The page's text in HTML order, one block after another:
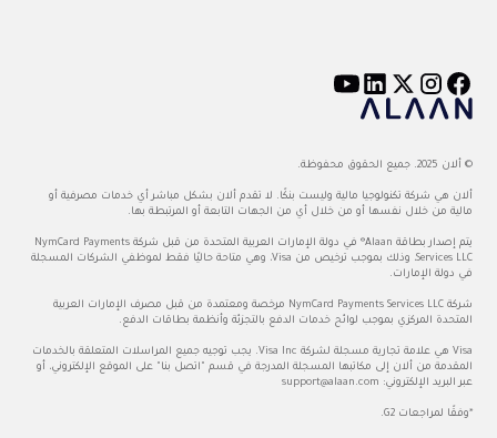
© ألان 2025. جميع الحقوق محفوظة.
ألان هي شركة تكنولوجيا مالية وليست بنكًا. لا تقدم ألان بشكل مباشر أي خدمات مصرفية أو
مالية من خلال نفسها أو من خلال أي من الجهات التابعة أو المرتبطة بها.
يتم إصدار بطاقة Alaan® في دولة الإمارات العربية المتحدة من قبل شركة NymCard Payments
Services LLC، وذلك بموجب ترخيص من Visa، وهي متاحة حاليًا فقط لموظفي الشركات المسجلة
في دولة الإمارات.
شركة NymCard Payments Services LLC مرخصة ومعتمدة من قبل مصرف الإمارات العربية
المتحدة المركزي بموجب لوائح خدمات الدفع بالتجزئة وأنظمة بطاقات الدفع.
Visa هي علامة تجارية مسجلة لشركة Visa Inc. يجب توجيه جميع المراسلات المتعلقة بالخدمات
المقدمة من ألان إلى مكاتبها المسجلة المدرجة في قسم "اتصل بنا" على الموقع الإلكتروني، أو
عبر البريد الإلكتروني: support@alaan.com
*وفقًا لمراجعات G2.